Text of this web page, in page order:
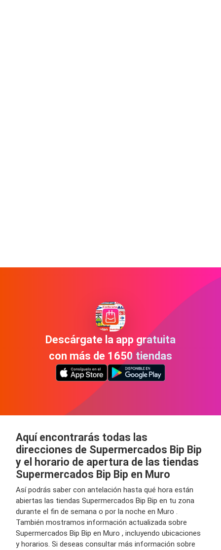
Descárgate la app gratuita
con más de 1650 tiendas
Aquí encontrarás todas las
direcciones de Supermercados Bip Bip
y el horario de apertura de las tiendas
Supermercados Bip Bip en Muro
Así podrás saber con antelación hasta qué hora están
abiertas las tiendas Supermercados Bip Bip en tu zona
durante el fin de semana o por la noche en Muro .
También mostramos información actualizada sobre
Supermercados Bip Bip en Muro , incluyendo ubicaciones
y horarios. Si deseas consultar más información sobre